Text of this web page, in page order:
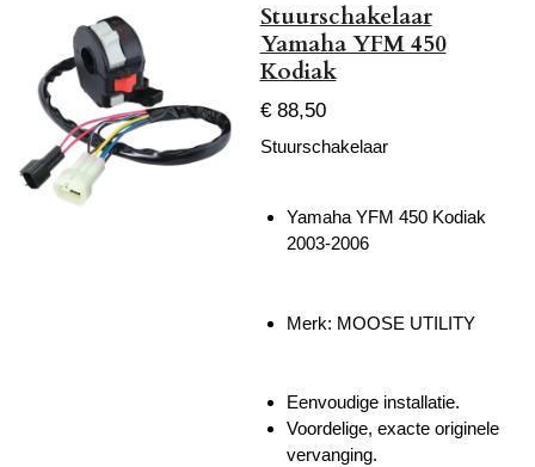
Stuurschakelaar
Yamaha YFM 450
Kodiak
€ 88,50
Stuurschakelaar
Yamaha YFM 450 Kodiak
2003-2006
Merk: MOOSE UTILITY
Eenvoudige installatie.
Voordelige, exacte originele
vervanging.